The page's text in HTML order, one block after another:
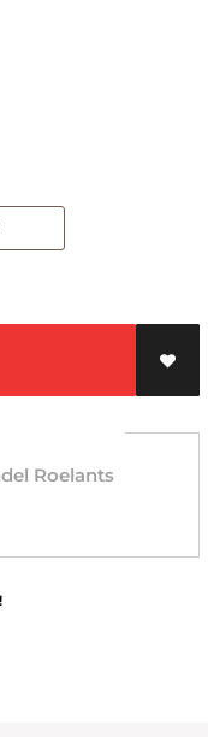
Roelants